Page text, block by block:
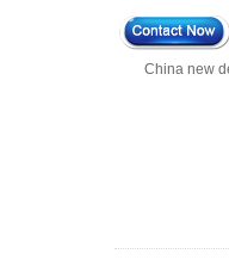
China new